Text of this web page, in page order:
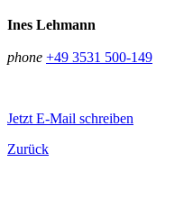
Ines Lehmann
phone +49 3531 500-149
Jetzt E-Mail schreiben
Zurück